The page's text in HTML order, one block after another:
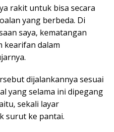
rakit untuk bisa secara
yang berbeda. Di
saya, kematangan
kearifan dalam
dijalankannya sesuai
yang selama ini dipegang
sekali layar
surut ke pantai.